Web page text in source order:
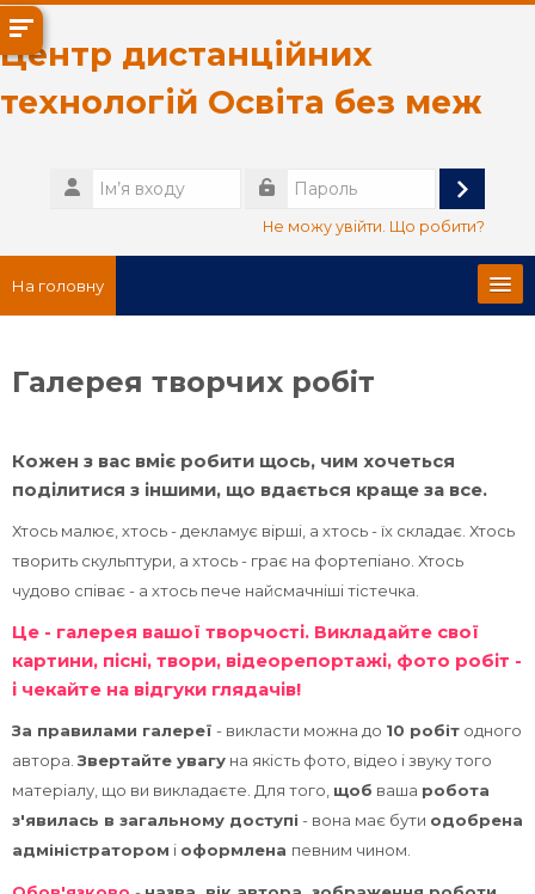
Перейти до головного вмісту
Центр дистанційних
технологій Освіта без меж
Ім’я
входу
Увійти
Не можу увійти. Що робити?
На головну
Українська ‎(uk)‎
курсів
Галерея творчих робіт
Кожен з вас вміє робити щось, чим хочеться
поділитися з іншими, що вдається краще за все.
Хтось малює, хтось - декламує вірші, а хтось - їх складає. Хтось
творить скульптури, а хтось - грає на фортепіано. Хтось
чудово співає - а хтось пече найсмачніші тістечка.
Це - галерея вашої творчості. Викладайте свої
картини, пісні, твори, відеорепортажі, фото робіт -
і чекайте на відгуки глядачів!
За правилами галереї - викласти можна до 10 робіт одного
автора. Звертайте увагу на якість фото, відео і звуку того
матеріалу, що ви викладаєте. Для того, щоб ваша робота
з'явилась в загальному доступі - вона має бути одобрена
адміністратором і оформлена певним чином.